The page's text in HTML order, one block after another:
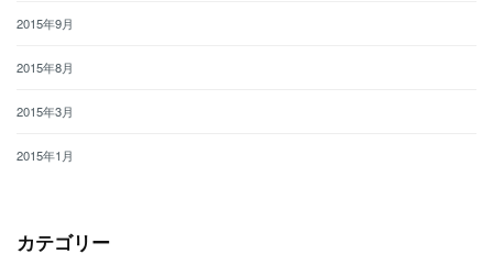
2015年9月
2015年8月
2015年3月
2015年1月
カテゴリー